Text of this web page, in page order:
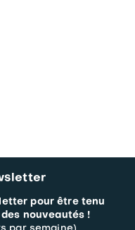
pour être tenu
nouveautés !